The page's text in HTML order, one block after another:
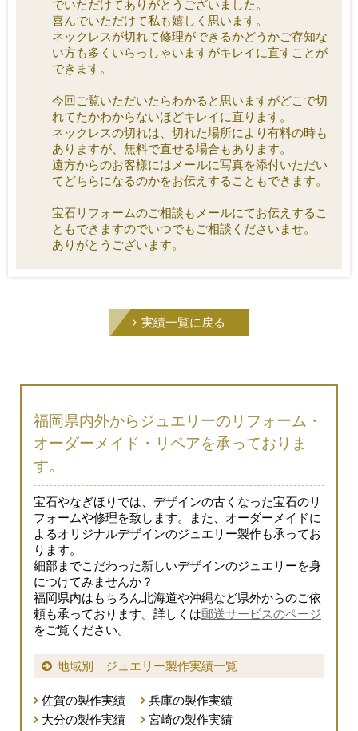
でいただけてありがとうございました。
喜んでいただけて私も嬉しく思います。
ネックレスが切れて修理ができるかどうかご存知な
い方も多くいらっしゃいますがキレイに直すことが
できます。
今回ご覧いただいたらわかると思いますがどこで切
れてたかわからないほどキレイに直ります。
ネックレスの切れは、切れた場所により有料の時も
ありますが、無料で直せる場合もあります。
遠方からのお客様にはメールに写真を添付いただい
てどちらになるのかをお伝えすることもできます。
宝石リフォームのご相談もメールにてお伝えするこ
ともできますのでいつでもご相談くださいませ。
ありがとうございます。
実績一覧に戻る
福岡県内外からジュエリーのリフォーム・
オーダーメイド・リペアを承っておりま
す。
宝石やなぎほりでは、デザインの古くなった宝石のリ
フォームや修理を致します。また、オーダーメイドに
よるオリジナルデザインのジュエリー製作も承ってお
ります。
細部までこだわった新しいデザインのジュエリーを身
につけてみませんか？
福岡県内はもちろん北海道や沖縄など県外からのご依
頼も承っております。詳しくは郵送サービスのページ
をご覧ください。
地域別 ジュエリー製作実績一覧
佐賀の製作実績
兵庫の製作実績
大分の製作実績
宮崎の製作実績